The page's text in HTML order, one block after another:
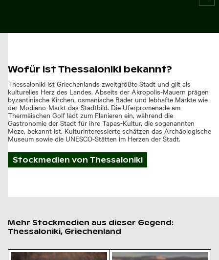
Wofür ist Thessaloniki bekannt?
Thessaloniki ist Griechenlands zweitgrößte Stadt und gilt als
kulturelles Herz des Landes. Abseits der Akropolis-Mauern prägen
byzantinische Kirchen, osmanische Bäder und lebhafte Märkte wie
der Modiano-Markt das Stadtbild. Die Uferpromenade am
Thermäischen Golf lädt zum Flanieren ein, während die
Gastronomie der Stadt für ihre Tapas-Kultur, die sogenannten
Meze, bekannt ist. Kulturinteressierte schätzen das Archäologische
Museum sowie die UNESCO-Stätten im Herzen der Stadt.
Stockmedien von Thessaloniki
Mehr Stockmedien aus dieser Gegend:
Thessaloniki, Griechenland
Goldenes Licht auf flauschigen Schilfblüten
Goldene Beeren im